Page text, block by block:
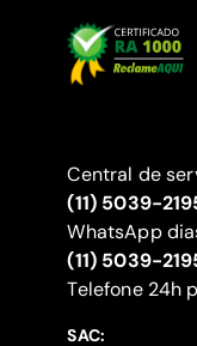
Central de
(11) 5039-
WhatsApp
(11) 5039-
‍Telefone 24h
SAC: